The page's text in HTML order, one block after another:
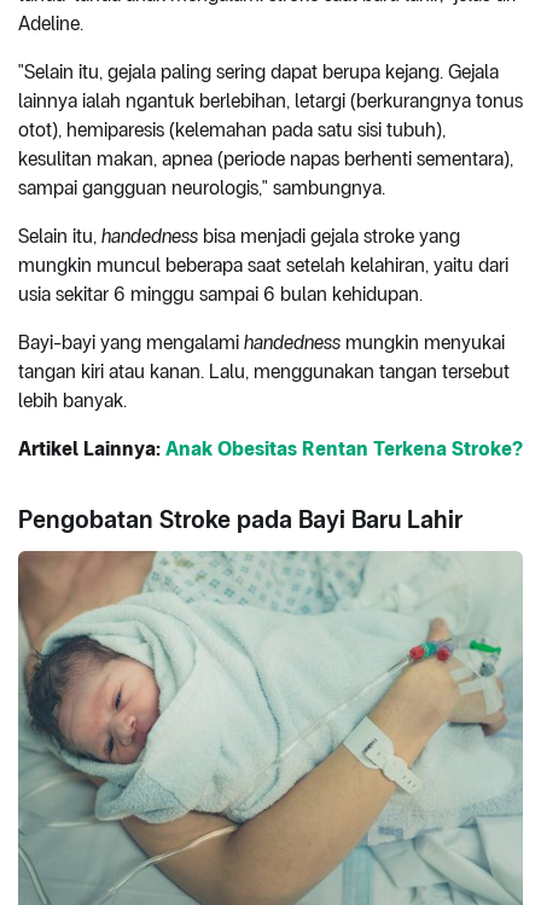
Adeline.
"Selain itu, gejala paling sering dapat berupa kejang. Gejala
lainnya ialah ngantuk berlebihan, letargi (berkurangnya tonus
otot), hemiparesis (kelemahan pada satu sisi tubuh),
kesulitan makan, apnea (periode napas berhenti sementara),
sampai gangguan neurologis," sambungnya.
Selain itu, handedness bisa menjadi gejala stroke yang
mungkin muncul beberapa saat setelah kelahiran, yaitu dari
usia sekitar 6 minggu sampai 6 bulan kehidupan.
Bayi-bayi yang mengalami handedness mungkin menyukai
tangan kiri atau kanan. Lalu, menggunakan tangan tersebut
lebih banyak.
Artikel Lainnya: Anak Obesitas Rentan Terkena Stroke?
Pengobatan Stroke pada Bayi Baru Lahir